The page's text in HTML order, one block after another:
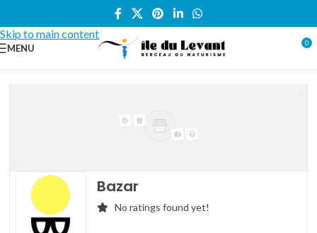
Skip to main content
MENU 0
Bazar
No ratings found yet!